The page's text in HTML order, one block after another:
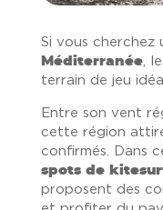
Si vous cherchez
Méditerranée,
terrain de jeu idéal.
Entre son vent
cette région
confirmés. Dans
spots de
proposent des